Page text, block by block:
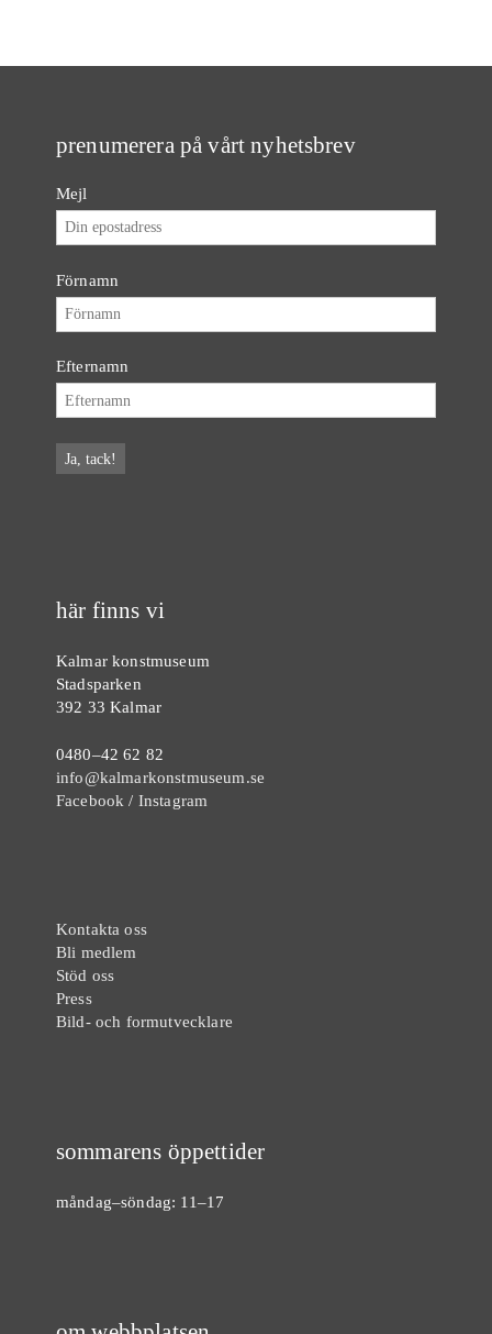
prenumerera på vårt nyhetsbrev
Mejl
Förnamn
Efternamn
här finns vi
Kalmar konstmuseum
Stadsparken
392 33 Kalmar
0480–42 62 82
info@kalmarkonstmuseum.se
Facebook / Instagram
Kontakta oss
Bli medlem
Stöd oss
Press
Bild- och formutvecklare
sommarens öppettider
måndag–söndag: 11–17